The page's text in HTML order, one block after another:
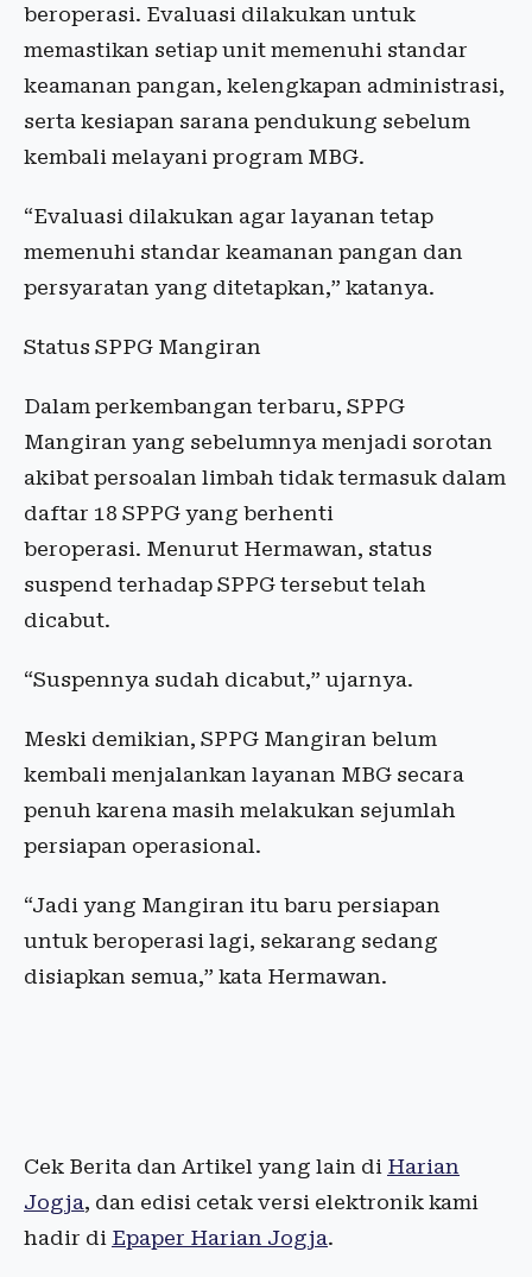
beroperasi. Evaluasi dilakukan untuk
memastikan setiap unit memenuhi standar
keamanan pangan, kelengkapan administrasi,
serta kesiapan sarana pendukung sebelum
kembali melayani program MBG.
“Evaluasi dilakukan agar layanan tetap
memenuhi standar keamanan pangan dan
persyaratan yang ditetapkan,” katanya.
Status SPPG Mangiran
Dalam perkembangan terbaru, SPPG
Mangiran yang sebelumnya menjadi sorotan
akibat persoalan limbah tidak termasuk dalam
daftar 18 SPPG yang berhenti
beroperasi. Menurut Hermawan, status
suspend terhadap SPPG tersebut telah
dicabut.
“Suspennya sudah dicabut,” ujarnya.
Meski demikian, SPPG Mangiran belum
kembali menjalankan layanan MBG secara
penuh karena masih melakukan sejumlah
persiapan operasional.
“Jadi yang Mangiran itu baru persiapan
untuk beroperasi lagi, sekarang sedang
disiapkan semua,” kata Hermawan.
Cek Berita dan Artikel yang lain di Harian
Jogja, dan edisi cetak versi elektronik kami
hadir di Epaper Harian Jogja.